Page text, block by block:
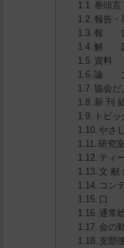
巻頭言
報告・
報
解
資料
論
協会だ
新 刊
トピッ
やさ
研究
ティ
文 献
コン
口
通常
会の
支部